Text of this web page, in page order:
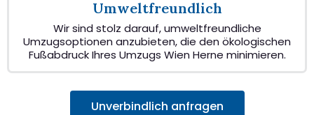
Umweltfreundlich
Wir sind stolz darauf, umweltfreundliche
Umzugsoptionen anzubieten, die den ökologischen
Fußabdruck Ihres Umzugs Wien Herne minimieren.
Unverbindlich anfragen